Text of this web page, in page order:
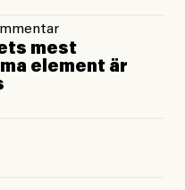
mest
element är